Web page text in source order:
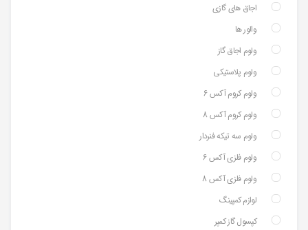
اجاق های گازی
والور ها
ولوم اجاق گاز
ولوم پلاستیکی
ولوم کروم آکس 6
ولوم کروم آکس 8
ولوم سه تیکه فنردار
ولوم فلزی آکس 6
ولوم فلزی آکس 8
لوازم کمپینگ
کپسول گاز کمپر